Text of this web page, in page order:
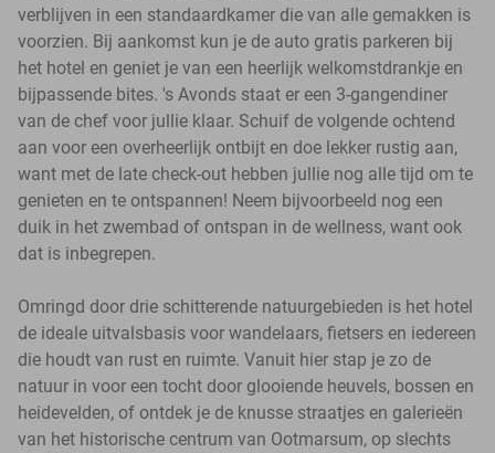
verblijven in een standaardkamer die van alle gemakken is
voorzien. Bij aankomst kun je de auto gratis parkeren bij
het hotel en geniet je van een heerlijk welkomstdrankje en
bijpassende bites. 's Avonds staat er een 3-gangendiner
van de chef voor jullie klaar. Schuif de volgende ochtend
aan voor een overheerlijk ontbijt en doe lekker rustig aan,
want met de late check-out hebben jullie nog alle tijd om te
genieten en te ontspannen! Neem bijvoorbeeld nog een
duik in het zwembad of ontspan in de wellness, want ook
dat is inbegrepen.
Omringd door drie schitterende natuurgebieden is het hotel
de ideale uitvalsbasis voor wandelaars, fietsers en iedereen
die houdt van rust en ruimte. Vanuit hier stap je zo de
natuur in voor een tocht door glooiende heuvels, bossen en
heidevelden, of ontdek je de knusse straatjes en galerieën
van het historische centrum van Ootmarsum, op slechts